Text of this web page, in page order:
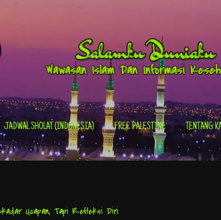
JADWAL SHOLAT (INDONESIA) FREE PALESTINE TENTANG
Ucapan, Tapi Refleksi Diri